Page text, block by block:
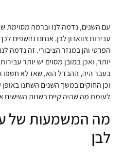
עם השנים, נדמה לנו וברמה מסוימת
עבירות צווארון לבן. אנחנו נחשפים
הפרטי והן במגזר הציבורי. זה נדמה
יותר, ואכן במובן מסוים יש יותר
בעבר היה, ההבדל הוא, שאז לא חשפו
וכן החוקים במשך השנים השתנו באופן
לעומת מה שהיה קיים בשנות השישים
מה המשמעות של
לבן